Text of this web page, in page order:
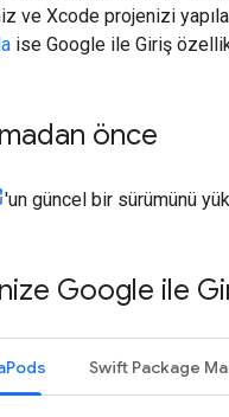
ve Xcode projenizi
ise Google ile Giriş
önce
'un güncel bir sürümünü
Google ile
Swift Package